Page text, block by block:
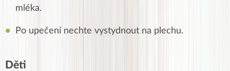
mléka.
Po upečení nechte vystydnout na plechu.
Děti